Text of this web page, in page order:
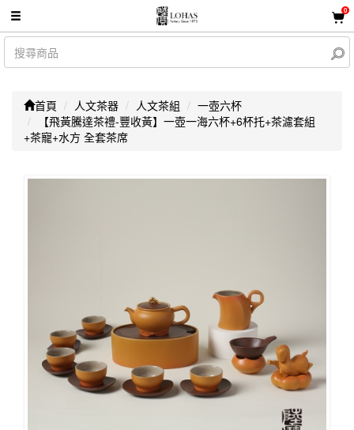
0
首頁 人文茶器 人文茶組
一壺六杯
【飛黃騰達茶禮-豐收黃】一壺一海六杯+6杯托+茶濾套組
+茶寵+水方 全套茶席